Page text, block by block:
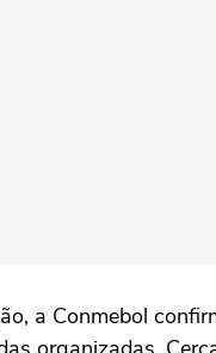
a Conmebol